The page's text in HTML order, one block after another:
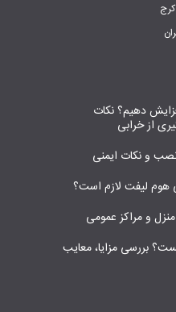
دهیم؟ نکات
از خرابی
نصب و نکات ایمنی
هوم لیفت لازم است؟
منزل و مراکز عمومی
بررسی مزایا، معایب